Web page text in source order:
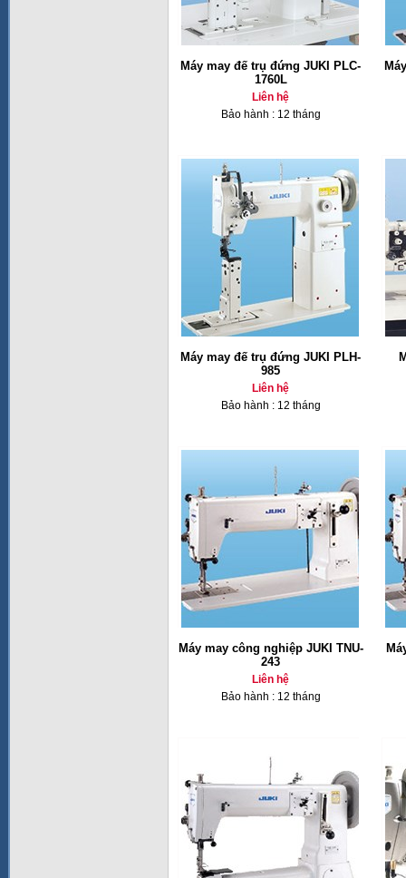
Máy may đế trụ đứng JUKI PLC-
1760L
Liên hệ
Bảo hành : 12 tháng
Máy may đế trụ đứng JUKI PLH-
985
Liên hệ
Bảo hành : 12 tháng
Máy may công nghiệp JUKI TNU-
243
Liên hệ
Bảo hành : 12 tháng